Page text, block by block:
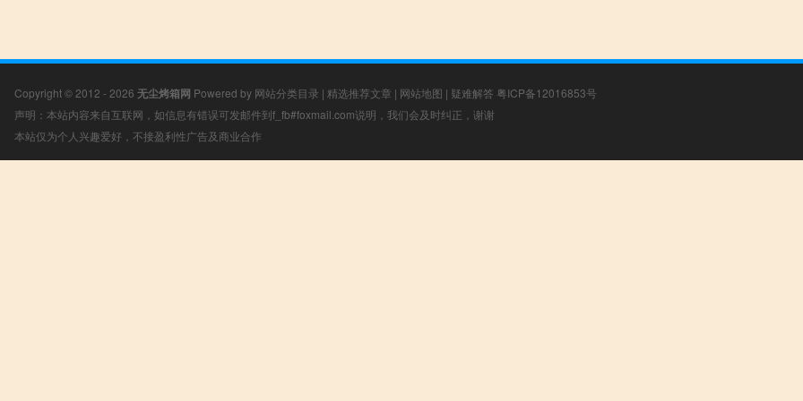
Copyright © 2012 - 2026 无尘烤箱网 Powered by 网站分类目录 | 精选推荐文章 | 网站地图 | 疑难解答 粤ICP备12016853号
声明：本站内容来自互联网，如信息有错误可发邮件到f_fb#foxmail.com说明，我们会及时纠正，谢谢
本站仅为个人兴趣爱好，不接盈利性广告及商业合作